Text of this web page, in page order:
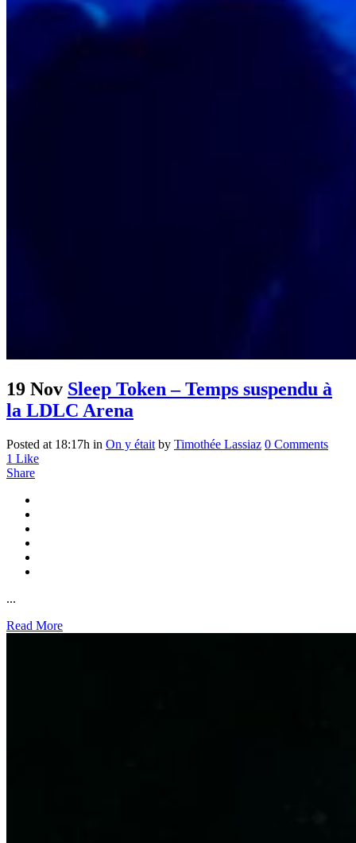
19 Nov Sleep Token – Temps suspendu à
la LDLC Arena
Posted at 18:17h in On y était by Timothée Lassiaz 0 Comments
1 Like
Share
...
Read More